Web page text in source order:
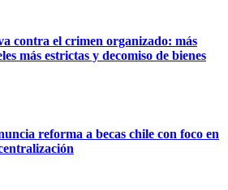
contra el crimen organizado: más
más estrictas y decomiso de bienes
reforma a becas chile con foco en